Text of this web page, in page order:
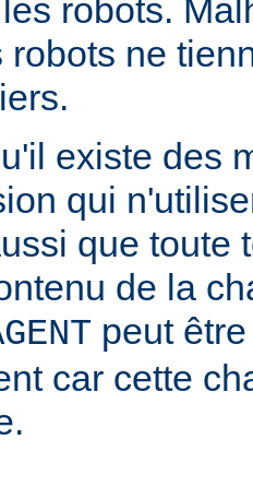
robots.
robots ne
existe des
qui
que toute
de la
peut
car cette